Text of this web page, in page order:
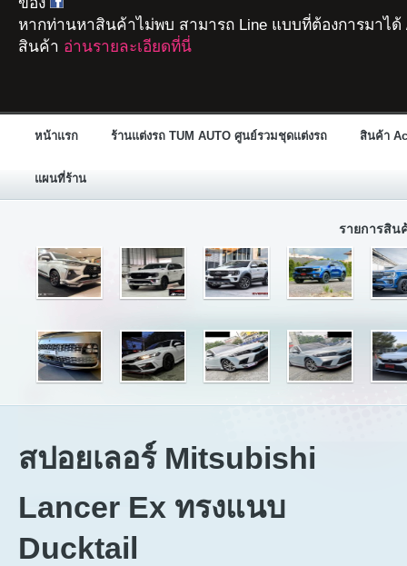
หากท่านหาสินค้าไม่พบ สามารถ Line แบบที่ต้องการมาได้
สินค้า อ่านรายละเอียดที่นี่
หน้าแรก ร้านแต่งรถ TUM AUTO ศูนย์รวมชุดแต่งรถ สินค้า
แผนที่ร้าน
รายการสิน
สปอยเลอร์ Mitsubishi
Lancer Ex ทรงแนบ
Ducktail